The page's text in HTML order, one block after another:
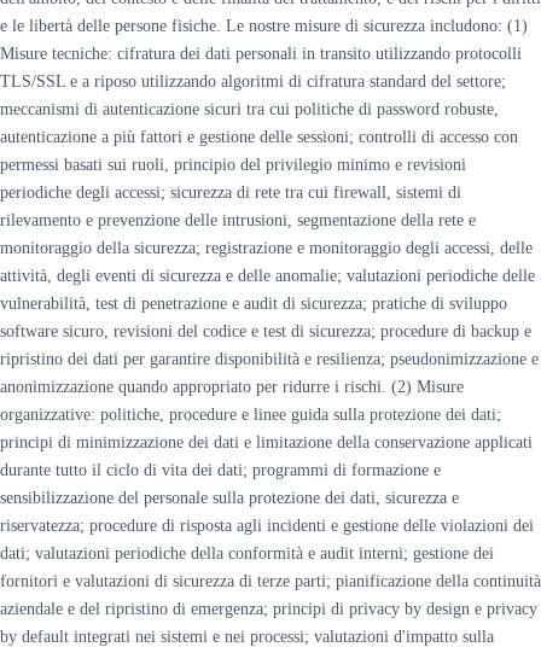
e le libertà delle persone fisiche. Le nostre misure di sicurezza includono: (1)
Misure tecniche: cifratura dei dati personali in transito utilizzando protocolli
TLS/SSL e a riposo utilizzando algoritmi di cifratura standard del settore;
meccanismi di autenticazione sicuri tra cui politiche di password robuste,
autenticazione a più fattori e gestione delle sessioni; controlli di accesso con
permessi basati sui ruoli, principio del privilegio minimo e revisioni
periodiche degli accessi; sicurezza di rete tra cui firewall, sistemi di
rilevamento e prevenzione delle intrusioni, segmentazione della rete e
monitoraggio della sicurezza; registrazione e monitoraggio degli accessi, delle
attività, degli eventi di sicurezza e delle anomalie; valutazioni periodiche delle
vulnerabilità, test di penetrazione e audit di sicurezza; pratiche di sviluppo
software sicuro, revisioni del codice e test di sicurezza; procedure di backup e
ripristino dei dati per garantire disponibilità e resilienza; pseudonimizzazione e
anonimizzazione quando appropriato per ridurre i rischi. (2) Misure
organizzative: politiche, procedure e linee guida sulla protezione dei dati;
principi di minimizzazione dei dati e limitazione della conservazione applicati
durante tutto il ciclo di vita dei dati; programmi di formazione e
sensibilizzazione del personale sulla protezione dei dati, sicurezza e
riservatezza; procedure di risposta agli incidenti e gestione delle violazioni dei
dati; valutazioni periodiche della conformità e audit interni; gestione dei
fornitori e valutazioni di sicurezza di terze parti; pianificazione della continuità
aziendale e del ripristino di emergenza; principi di privacy by design e privacy
by default integrati nei sistemi e nei processi; valutazioni d'impatto sulla